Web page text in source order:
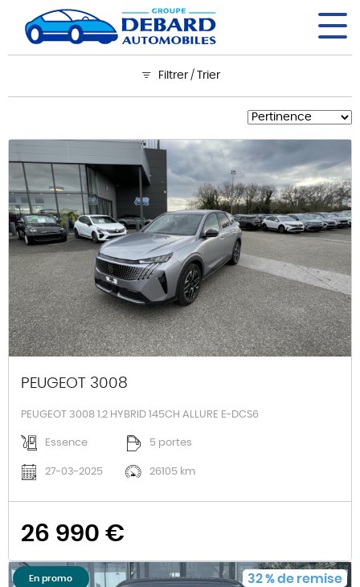
Filtrer / Trier
PEUGEOT 3008
PEUGEOT 3008 1.2 HYBRID 145CH ALLURE E-DCS6
Essence 5 portes
27-03-2025 26105 km
26 990 €
En promo 32%de remise
Panneau de gestion des cookies